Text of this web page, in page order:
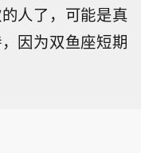
人了，可能是真
因为双鱼座短期